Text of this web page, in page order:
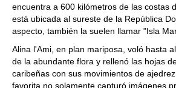
encuentra a 600 kilómetros de las costas
está ubicada al sureste de la República
aspecto, también la suelen llamar "Isla
Alina l'Ami, en plan mariposa, voló hasta
de la abundante flora y rellenó las hojas
caribeñas con sus movimientos de
favorita no solamente capturó imágenes